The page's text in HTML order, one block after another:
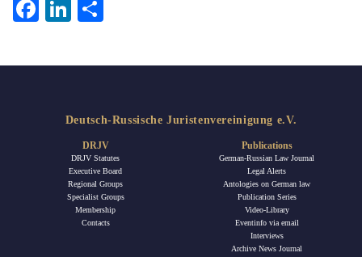
FacebookLinkedIn
Deutsch-Russische Juristenvereinigung e.V.
DRJV
DRJV Statutes
Executive Board
Regional Groups
Specialist Groups
Membership
Contacts
Publications
German-Russian Law Journal
Legal Alerts
Antologies on German law
Publication Series
Video-Library
Eventinfo via email
Interviews
Archive News Journal